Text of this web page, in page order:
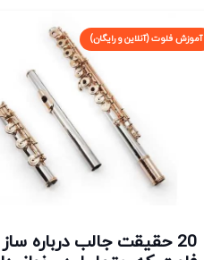
آموزش فلوت (آنلاین و رایگان)
20 حقیقت جالب درباره ساز